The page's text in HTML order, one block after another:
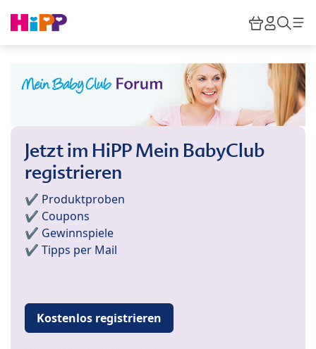
HiPP
Jetzt im HiPP Mein BabyClub
registrieren
✔️ Produktproben
✔️ Coupons
✔️ Gewinnspiele
✔️ Tipps per Mail
Kostenlos registrieren